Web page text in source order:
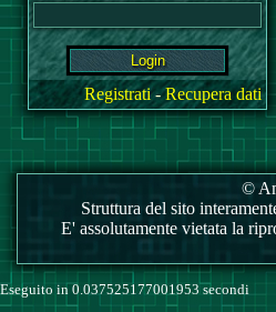
Registrati-Recupera dati
©
Struttura del sito
E' assolutamente vietata la
Eseguito in 0.037525177001953 secondi